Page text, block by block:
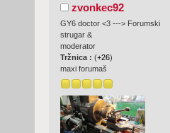
zvonkec92
GY6 doctor <3 ---> Forumski
strugar &
moderator
Tržnica : (+26)
maxi forumaš